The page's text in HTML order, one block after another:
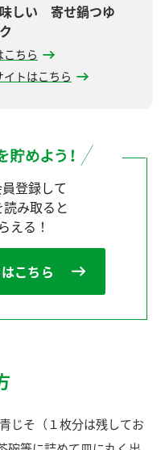
味しい 寄せ鍋つゆ
こちら
イトはこちら
登録して
み取ると
える！
こちら
じそ（１枚分は残してお